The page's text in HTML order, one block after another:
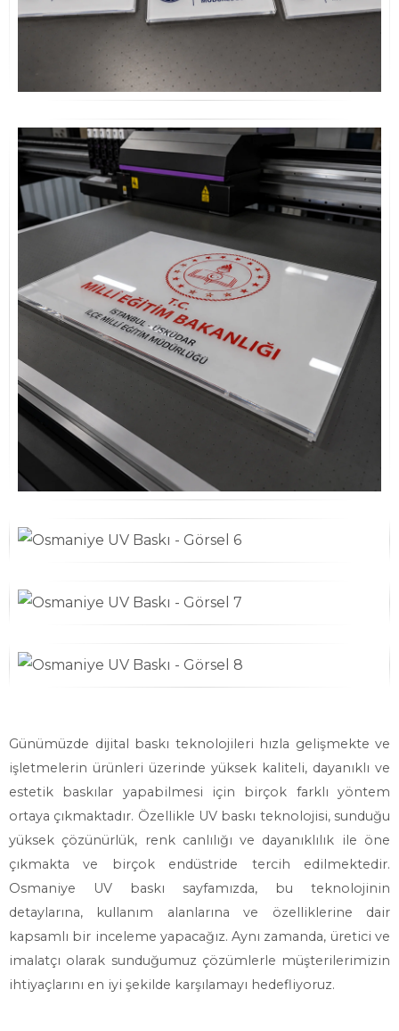
Günümüzde dijital baskı teknolojileri hızla gelişmekte ve
işletmelerin ürünleri üzerinde yüksek kaliteli, dayanıklı ve
estetik baskılar yapabilmesi için birçok farklı yöntem
ortaya çıkmaktadır. Özellikle UV baskı teknolojisi, sunduğu
yüksek çözünürlük, renk canlılığı ve dayanıklılık ile öne
çıkmakta ve birçok endüstride tercih edilmektedir.
Osmaniye UV baskı sayfamızda, bu teknolojinin
detaylarına, kullanım alanlarına ve özelliklerine dair
kapsamlı bir inceleme yapacağız. Aynı zamanda, üretici ve
imalatçı olarak sunduğumuz çözümlerle müşterilerimizin
ihtiyaçlarını en iyi şekilde karşılamayı hedefliyoruz.